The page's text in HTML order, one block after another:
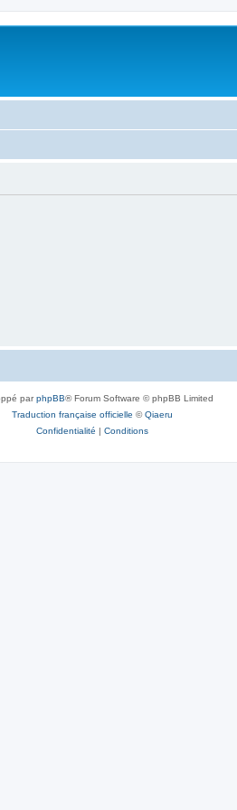
parphpBB® Forum Software © phpBB Limited
Traduction française officielle ©Qiaeru
Confidentialité | Conditions